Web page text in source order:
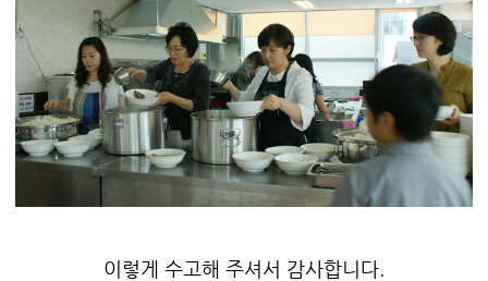
이렇게 수고해 주셔서 감사합니다.